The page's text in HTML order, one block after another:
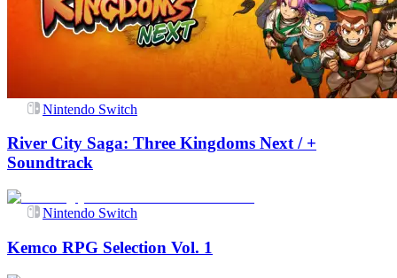
Nintendo Switch
River City Saga: Three Kingdoms Next / +
Soundtrack
Nintendo Switch
Kemco RPG Selection Vol. 1